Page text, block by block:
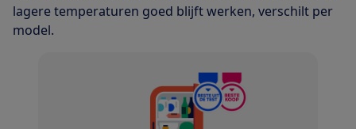
lagere temperaturen goed blijft werken, verschilt per
model.